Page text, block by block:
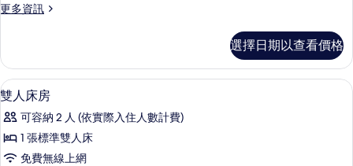
的
有
相
片
更多資訊
更
雙
床
房
詳
情
選擇日期以查看價格
顯
示
雙
人
羽絨被、客房內保險箱、書桌、熨斗/
6
雙人床房
可容納 2 人 (依實際入住人數計費)
1 張標準雙人床
免費無線上網